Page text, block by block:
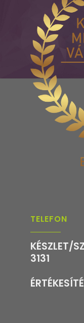
TELEFON
KÉSZLET/
3131
+36